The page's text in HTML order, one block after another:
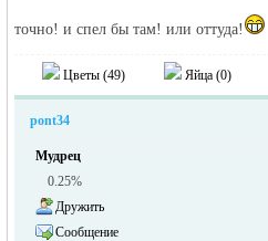
точно! и спел бы там! или оттуда!
Цветы (49) Яйца (0)
pont34
Мудрец
0.25%
Дружить
Сообщение